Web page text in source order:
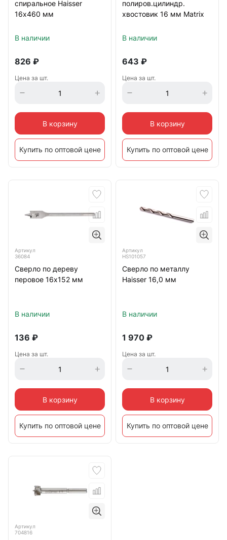
спиральное Haisser
16х460 мм
В наличии
826 ₽
Цена за шт.
В корзину
Купить по оптовой цене
полиров.цилиндр.
хвостовик 16 мм Matrix
В наличии
643 ₽
Цена за шт.
В корзину
Купить по оптовой цене
Артикул
36084
Сверло по дереву
перовое 16х152 мм
В наличии
136 ₽
Цена за шт.
В корзину
Купить по оптовой цене
Артикул
HS101057
Сверло по металлу
Haisser 16,0 мм
В наличии
1 970 ₽
Цена за шт.
В корзину
Купить по оптовой цене
Артикул
704816